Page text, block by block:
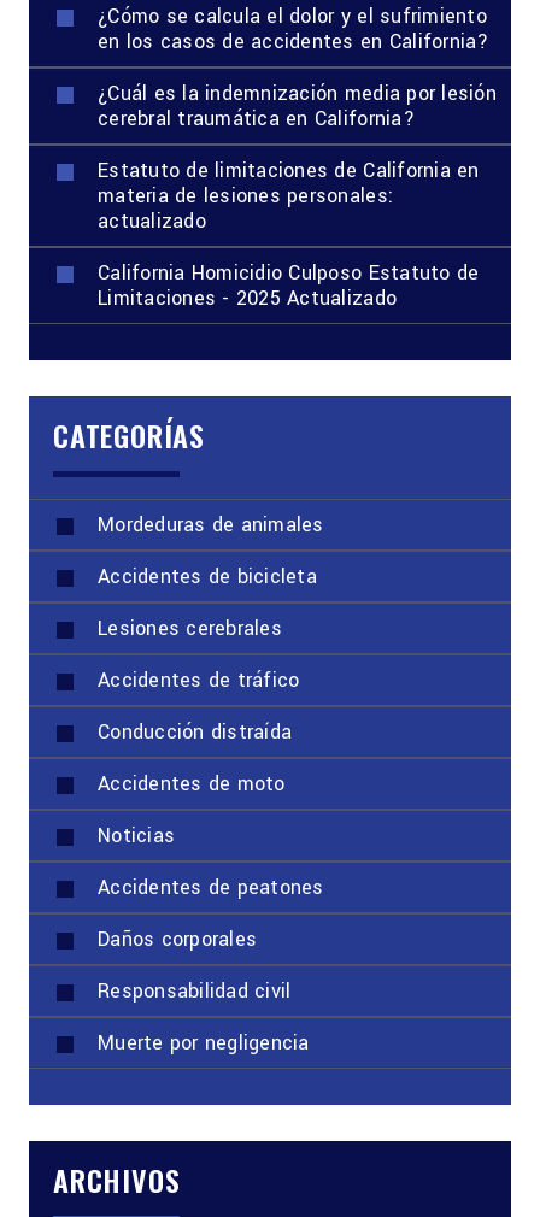
¿Cómo se calcula el dolor y el sufrimiento
en los casos de accidentes en California?
¿Cuál es la indemnización media por lesión
cerebral traumática en California?
Estatuto de limitaciones de California en
materia de lesiones personales:
actualizado
California Homicidio Culposo Estatuto de
Limitaciones - 2025 Actualizado
CATEGORÍAS
Mordeduras de animales
Accidentes de bicicleta
Lesiones cerebrales
Accidentes de tráfico
Conducción distraída
Accidentes de moto
Noticias
Accidentes de peatones
Daños corporales
Responsabilidad civil
Muerte por negligencia
ARCHIVOS